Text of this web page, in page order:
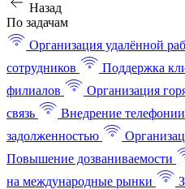
Назад
По задачам
Организация удалённой
сотрудников
Поддержка
филиалов
Организация
связь
Внедрение
задолженностью
Повышение дозваниваемости
на международные рынки